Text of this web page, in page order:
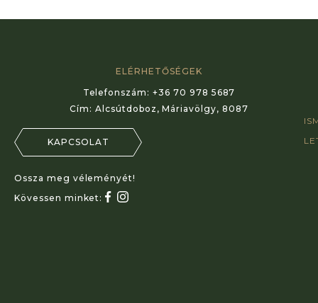
ELÉRHETŐSÉGEK
Telefonszám:+36 70 978 5687
Cím: Alcsútdoboz, Máriavölgy, 8087
KAPCSOLAT
Ossza meg véleményét!
Kövessen minket: